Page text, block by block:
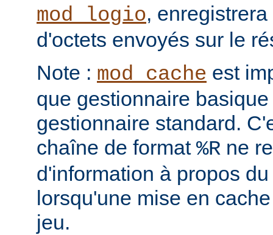
mod_logio,
d'octets envoyés sur le
Note : mod_cache est
que gestionnaire
gestionnaire standard.
chaîne de format %R ne
d'information à propos
lorsqu'une mise en
jeu.